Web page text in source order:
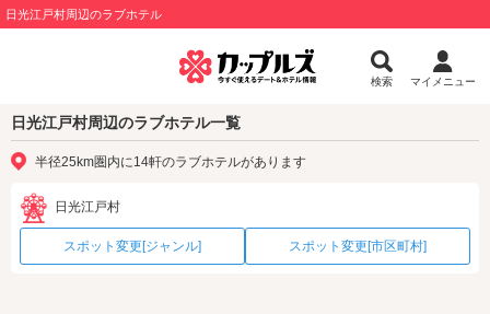
日光江戸村周辺のラブホテル
検索 マイメニュー
日光江戸村周辺のラブホテル一覧
半径25km圏内に14軒のラブホテルがあります
日光江戸村
スポット変更[ジャンル] スポット変更[市区町村]